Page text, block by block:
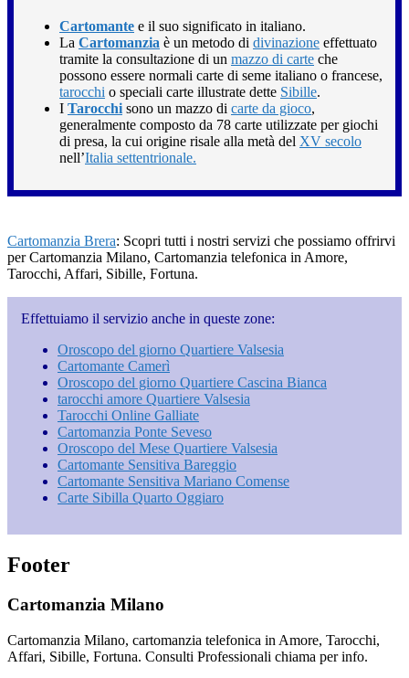
Cartomante e il suo significato in italiano.
La Cartomanzia è un metodo di divinazione effettuato
tramite la consultazione di un mazzo di carte che
possono essere normali carte di seme italiano o francese,
tarocchi o speciali carte illustrate dette Sibille.
I Tarocchi sono un mazzo di carte da gioco,
generalmente composto da 78 carte utilizzate per giochi
di presa, la cui origine risale alla metà del XV secolo
nell’Italia settentrionale.
Cartomanzia Brera: Scopri tutti i nostri servizi che possiamo offrirvi
per Cartomanzia Milano, Cartomanzia telefonica in Amore,
Tarocchi, Affari, Sibille, Fortuna.
Effettuiamo il servizio anche in queste zone:
Oroscopo del giorno Quartiere Valsesia
Cartomante Camerì
Oroscopo del giorno Quartiere Cascina Bianca
tarocchi amore Quartiere Valsesia
Tarocchi Online Galliate
Cartomanzia Ponte Seveso
Oroscopo del Mese Quartiere Valsesia
Cartomante Sensitiva Bareggio
Cartomante Sensitiva Mariano Comense
Carte Sibilla Quarto Oggiaro
Footer
Cartomanzia Milano
Cartomanzia Milano, cartomanzia telefonica in Amore, Tarocchi,
Affari, Sibille, Fortuna. Consulti Professionali chiama per info.